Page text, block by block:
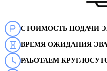
СТОИМОСТЬ ПОДАЧИ
ВРЕМЯ ОЖИДАНИЯ
РАБОТАЕМ